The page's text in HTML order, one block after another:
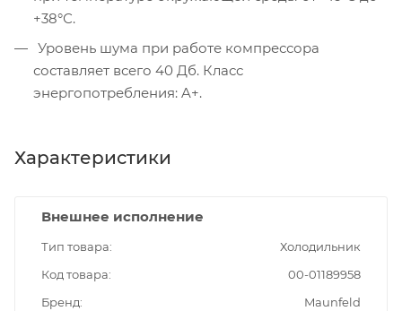
+38°С.
Уровень шума при работе компрессора
составляет всего 40 Дб. Класс
энергопотребления: A+.
Характеристики
Внешнее исполнение
Тип товара
Холодильник
Код товара
00-01189958
Бренд
Maunfeld